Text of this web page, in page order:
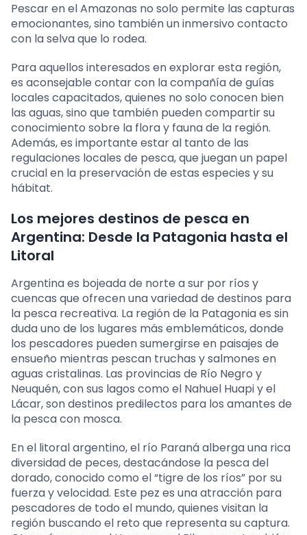
Pescar en el Amazonas no solo permite las capturas
emocionantes, sino también un inmersivo contacto
con la selva que lo rodea.
Para aquellos interesados en explorar esta región,
es aconsejable contar con la compañía de guías
locales capacitados, quienes no solo conocen bien
las aguas, sino que también pueden compartir su
conocimiento sobre la flora y fauna de la región.
Además, es importante estar al tanto de las
regulaciones locales de pesca, que juegan un papel
crucial en la preservación de estas especies y su
hábitat.
Los mejores destinos de pesca en
Argentina: Desde la Patagonia hasta el
Litoral
Argentina es bojeada de norte a sur por ríos y
cuencas que ofrecen una variedad de destinos para
la pesca recreativa. La región de la Patagonia es sin
duda uno de los lugares más emblemáticos, donde
los pescadores pueden sumergirse en paisajes de
ensueño mientras pescan truchas y salmones en
aguas cristalinas. Las provincias de Río Negro y
Neuquén, con sus lagos como el Nahuel Huapi y el
Lácar, son destinos predilectos para los amantes de
la pesca con mosca.
En el litoral argentino, el río Paraná alberga una rica
diversidad de peces, destacándose la pesca del
dorado, conocido como el “tigre de los ríos” por su
fuerza y velocidad. Este pez es una atracción para
pescadores de todo el mundo, quienes visitan la
región buscando el reto que representa su captura.